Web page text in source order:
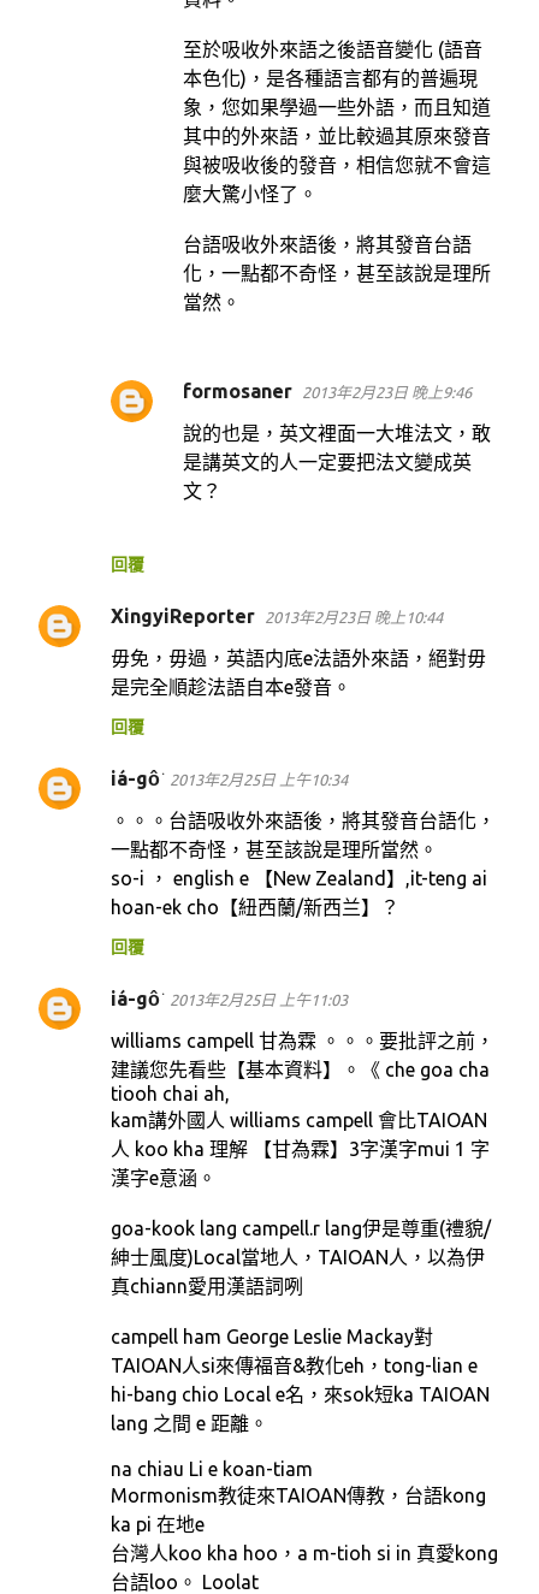
回覆
至於吸收外來語之後語音變化 (語音
本色化)，是各種語言都有的普遍現
象，您如果學過一些外語，而且知道
其中的外來語，並比較過其原來發音
與被吸收後的發音，相信您就不會這
麼大驚小怪了。
台語吸收外來語後，將其發音台語
化，一點都不奇怪，甚至該說是理所
當然。
formosaner 2013年2月23日 晚上9:46
說的也是，英文裡面一大堆法文，敢
是講英文的人一定要把法文變成英
文？
XingyiReporter 2013年2月23日 晚上10:44
毋免，毋過，英語内底e法語外來語，絕對毋
是完全順趁法語自本e發音。
回覆
iá-gô͘ 2013年2月25日 上午10:34
。。。台語吸收外來語後，將其發音台語化，
一點都不奇怪，甚至該說是理所當然。
so-i ， english e 【New Zealand】,it-teng ai
hoan-ek cho【紐西蘭/新西兰】？
回覆
iá-gô͘ 2013年2月25日 上午11:03
williams campell 甘為霖 。。。要批評之前，
建議您先看些【基本資料】。《 che goa cha
tiooh chai ah,
kam講外國人 williams campell 會比TAIOAN
人 koo kha 理解 【甘為霖】3字漢字mui 1 字
漢字e意涵。
goa-kook lang campell.r lang伊是尊重(禮貌/
紳士風度)Local當地人，TAIOAN人，以為伊
真chiann愛用漢語詞咧
campell ham George Leslie Mackay對
TAIOAN人si來傳福音&教化eh，tong-lian e
hi-bang chio Local e名，來sok短ka TAIOAN
lang 之間 e 距離。
na chiau Li e koan-tiam
Mormonism教徒來TAIOAN傳教，台語kong
ka pi 在地e
台灣人koo kha hoo，a m-tioh si in 真愛kong
台語loo。 Loolat